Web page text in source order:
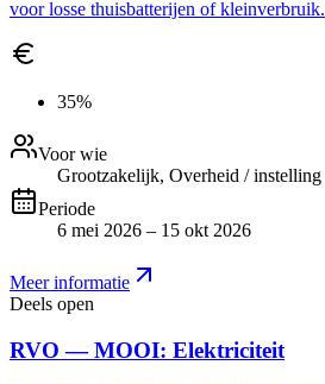
voor losse thuisbatterijen of kleinverbruik.
35%
Voor wie
Grootzakelijk, Overheid / instelling
Periode
6 mei 2026 – 15 okt 2026
Meer informatie
Deels open
RVO — MOOI: Elektriciteit